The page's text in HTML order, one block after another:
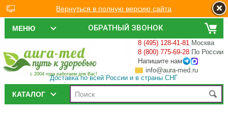
ОБРАТНЫЙ ЗВОНОК
МЕНЮ
с 2004 года работаем для Вас!
8 (495) 128-41-81 Москва
8 (800) 775-69-28 По России
Напишите нам
info@aura-med.ru
Доставка по всей России и в страны СНГ
КАТАЛОГ
Вернуться в полную версию сайта